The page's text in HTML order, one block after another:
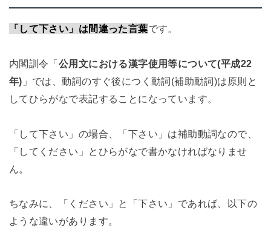
「して下さい」は間違った言葉です。
内閣訓令「公用文における漢字使用等について(平成22
年) 」では、動詞のすぐ後につく動詞(補助動詞)は原則と
してひらがなで表記することになっています。
「して下さい」の場合、「下さい」は補助動詞なので、
「してください」とひらがなで書かなければなりませ
ん。
ちなみに、「ください」と「下さい」であれば、以下の
ような違いがあります。